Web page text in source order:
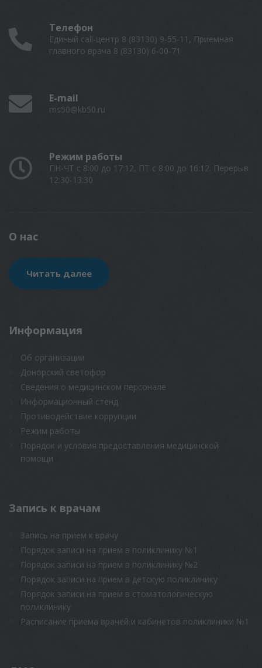
Телефон
Единый call-центр 8 (83130) 9-55-11, Приемная
главного врача 8 (83130) 6-00-71
E-mail
ms50@kb50.ru
Режим работы
ПН-ЧТ с 8:00 до 17:12, ПТ с 8:00 до 16:12. Перерыв
12:30-13:30
О нас
Читать далее
Информация
Об организации
Донорский светофор
Сведения о медицинском персонале
Информационный стенд
Противодействие коррупции
Режим работы
Порядок и условия предоставления медицинской
помощи
Запись к врачам
Запись на прием к врачу
Порядок записи на прием в поликлинику №1
Порядок записи на прием в поликлинику №2
Порядок записи на прием в детскую поликлинику
Порядок записи на прием в стоматологическую
поликлинику
Расписание приема врачей и кабинетов поликлиники №1